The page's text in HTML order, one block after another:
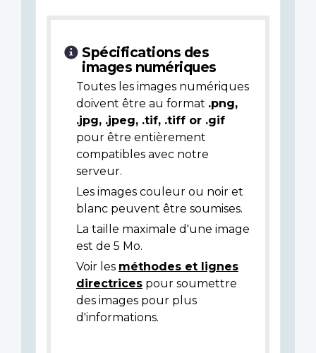
Spécifications des
images numériques
Toutes les images numériques
doivent être au format .png,
.jpg, .jpeg, .tif, .tiff or .gif
pour être entièrement
compatibles avec notre
serveur.
Les images couleur ou noir et
blanc peuvent être soumises.
La taille maximale d'une image
est de 5 Mo.
Voir les méthodes et lignes
directrices pour soumettre
des images pour plus
d'informations.